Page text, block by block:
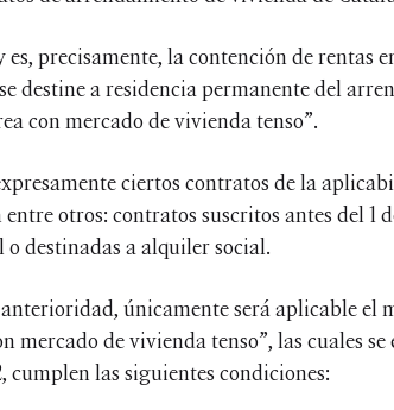
es, precisamente, la contención de rentas
destine a residencia permanente del
con mercado de vivienda tenso”.
ciertos contratos de la
otros: contratos suscritos antes del 1
destinadas a alquiler social.
únicamente será aplicable el
mercado de vivienda tenso”, las cuales
cumplen las siguientes condiciones: